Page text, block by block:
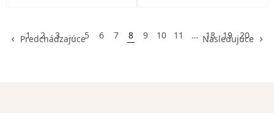
Predchádzajúce
1 2 3 … 5 6 7 8 9 10 11 … 18 19 20
Nasledujúce